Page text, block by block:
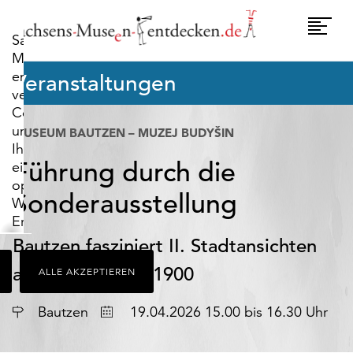
Sachsens-
Museen-
entdecken.de
verwendet
Cookies,
um
Ihnen
ein
optimales
Webseiten-
Erlebnis
zu
bieten.
Dazu
zählen
Cookies,
für
ALLE AKZEPTIEREN
Veranstaltungen
MUSEUM BAUTZEN – MUZEJ BUDYŠIN
Führung durch die
Sonderausstellung
Bautzen fasziniert II. Stadtansichten
aus der Zeit vor 1900
Bautzen Datum19.04.2026 15.00 bis 16.30 Uhr